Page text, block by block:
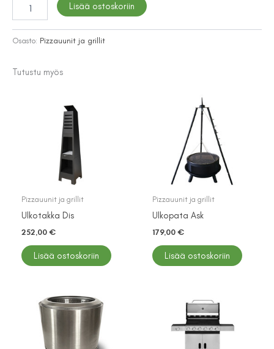
Lisää ostoskoriin
Osasto: Pizzauunit ja grillit
Tutustu myös
Pizzauunit ja grillit
Ulkotakka Dis
252,00 €
Lisää ostoskoriin
Pizzauunit ja grillit
Ulkopata Ask
179,00 €
Lisää ostoskoriin